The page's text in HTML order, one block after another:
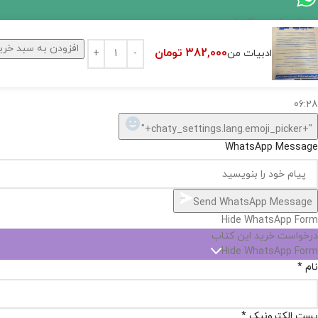
ادبیات من382,000 تومان افزودن به سبد
اگر
موجود
نیست,
شاید
تهیه
Open
chaty
chaty
buttons
1
Hide
chaty
ارسال پیام در واتساپ
کارشناس فروش
سلام, چطور میتونم کمکتون کنم؟
06:28
WhatsApp Message